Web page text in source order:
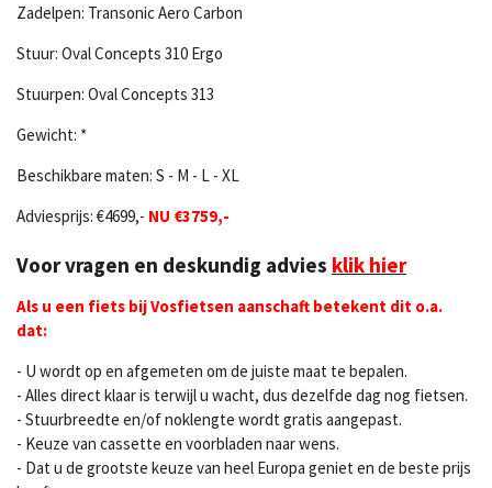
Zadelpen: Transonic Aero Carbon
Stuur: Oval Concepts 310 Ergo
Stuurpen: Oval Concepts 313
Gewicht: *
Beschikbare maten: S - M - L - XL
Adviesprijs: €4699,- NU €3759,-
Voor vragen en deskundig advies klik hier
Als u een fiets bij Vosfietsen aanschaft betekent dit o.a.
dat:
- U wordt op en afgemeten om de juiste maat te bepalen.
- Alles direct klaar is terwijl u wacht, dus dezelfde dag nog fietsen.
- Stuurbreedte en/of noklengte wordt gratis aangepast.
- Keuze van cassette en voorbladen naar wens.
- Dat u de grootste keuze van heel Europa geniet en de beste prijs